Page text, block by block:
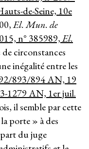
de-Seine, 10e
El. Mun. de
n° 385989,El.
de circonstances
inégalité entre les
893/894 AN, 19
1279 AN, 1erjuil.
il semble par cette
porte » à des
du juge